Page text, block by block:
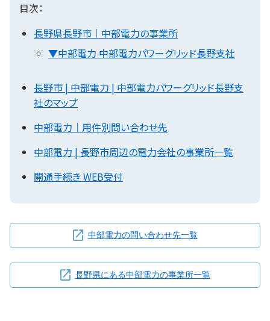
目次：
長野県長野市｜中部電力の事業所
▼中部電力 中部電力パワーグリッド長野支社
長野市 | 中部電力 | 中部電力パワーグリッド長野支
社のマップ
中部電力｜用件別問い合わせ先
中部電力 | 長野市周辺の電力会社の事業所一覧
開通手続き WEB受付
中部電力の問い合わせ先一覧
長野県にある中部電力の事業所一覧